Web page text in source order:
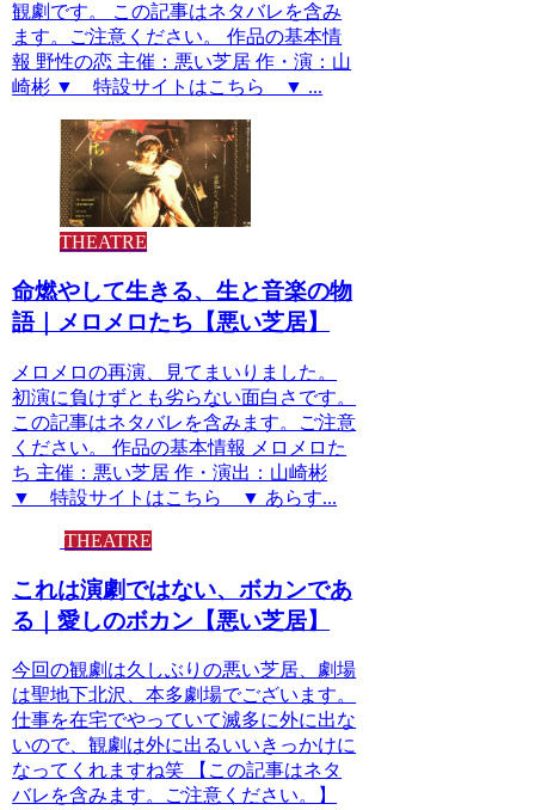
観劇です。 この記事はネタバレを含み
ます。ご注意ください。 作品の基本情
報 野性の恋 主催：悪い芝居 作・演：山
崎彬 ▼ 特設サイトはこちら ▼ ...
THEATRE
命燃やして生きる、生と音楽の物
語｜メロメロたち【悪い芝居】
メロメロの再演、見てまいりました。
初演に負けずとも劣らない面白さです。
この記事はネタバレを含みます。ご注意
ください。 作品の基本情報 メロメロた
ち 主催：悪い芝居 作・演出：山崎彬
▼ 特設サイトはこちら ▼ あらす...
THEATRE
これは演劇ではない、ボカンであ
る｜愛しのボカン【悪い芝居】
今回の観劇は久しぶりの悪い芝居、劇場
は聖地下北沢、本多劇場でございます。
仕事を在宅でやっていて滅多に外に出な
いので、観劇は外に出るいいきっかけに
なってくれますね笑 【この記事はネタ
バレを含みます。ご注意ください。】